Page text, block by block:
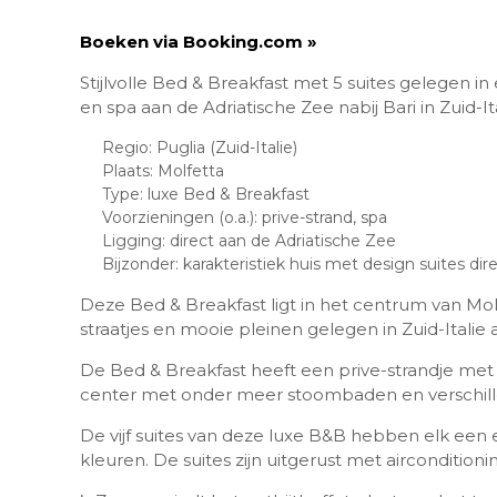
Boeken via Booking.com »
Stijlvolle Bed & Breakfast met 5 suites gelegen
en spa aan de Adriatische Zee nabij Bari in Zuid-
Regio: Puglia (Zuid-Italie)
Plaats: Molfetta
Type: luxe Bed & Breakfast
Voorzieningen (o.a.): prive-strand, spa
Ligging: direct aan de Adriatische Zee
Bijzonder: karakteristiek huis met design suites
Deze Bed & Breakfast ligt in het centrum van
straatjes en mooie pleinen gelegen in Zuid-Italie
De Bed & Breakfast heeft een prive-strandje
center met onder meer stoombaden en
De vijf suites van deze luxe B&B hebben elk
kleuren. De suites zijn uitgerust met